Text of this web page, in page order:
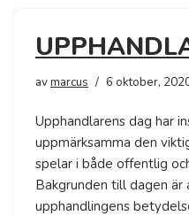
avmarcus 6 oktober,
Upphandlarens dag har
uppmärksamma den
spelar i både offentlig
Bakgrunden till dagen är
upphandlingens